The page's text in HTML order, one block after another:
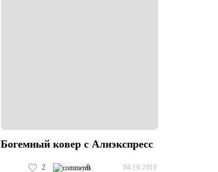
Богемный ковер с Алиэкспресс
2 0 04.10.2019